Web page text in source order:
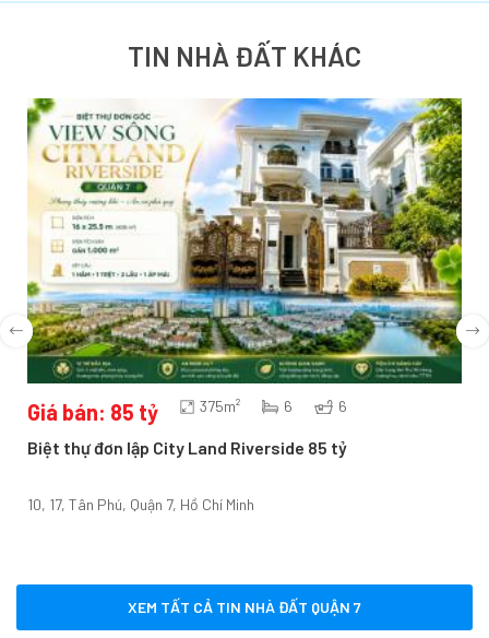
TIN NHÀ ĐẤT KHÁC
Giá bán: 85 tỷ 375m² 6 6
Biệt thự đơn lập City Land Riverside 85 tỷ
10, 17, Tân Phú, Quận 7, Hồ Chí Minh
XEM TẤT CẢ TIN NHÀ ĐẤT QUẬN 7